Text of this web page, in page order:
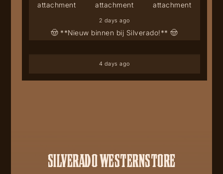
🤠 **Nieuw binnen bij Silverado!** 🤠
2 days ago
4 days ago
SILVERADO WESTERNSTORE